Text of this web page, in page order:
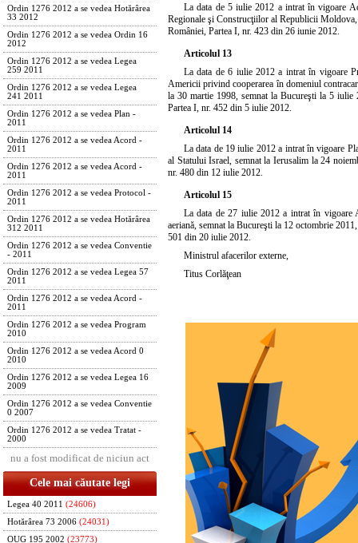
Ordin 1276 2012 a se vedea Hotărârea
33 2012
Ordin 1276 2012 a se vedea Ordin 16
2012
Ordin 1276 2012 a se vedea Legea
259 2011
Ordin 1276 2012 a se vedea Legea
241 2011
Ordin 1276 2012 a se vedea Plan -
2011
Ordin 1276 2012 a se vedea Acord -
2011
Ordin 1276 2012 a se vedea Acord -
2011
Ordin 1276 2012 a se vedea Protocol -
2011
Ordin 1276 2012 a se vedea Hotărârea
312 2011
Ordin 1276 2012 a se vedea Conventie
- 2011
Ordin 1276 2012 a se vedea Legea 57
2011
Ordin 1276 2012 a se vedea Acord -
2011
Ordin 1276 2012 a se vedea Program
2010
Ordin 1276 2012 a se vedea Acord 0
2010
Ordin 1276 2012 a se vedea Legea 16
2009
Ordin 1276 2012 a se vedea Conventie
0 2007
Ordin 1276 2012 a se vedea Tratat -
2000
nu a fost modificat de niciun act
Cele mai căutate legi
Legea 40 2011 (24606)
Hotărârea 73 2006 (24031)
OUG 195 2002 (23773)
La data de 5 iulie 2012 a intrat în vigoare
Regionale şi Construcţiilor al Republicii
României, Partea I, nr. 423 din 26 iunie 2012.
Articolul 13
La data de 6 iulie 2012 a intrat în vigoare
Americii privind cooperarea în domeniul
la 30 martie 1998, semnat la Bucureşti la 5
Partea I, nr. 452 din 5 iulie 2012.
Articolul 14
La data de 19 iulie 2012 a intrat în vigoare
al Statului Israel, semnat la Ierusalim la 24
nr. 480 din 12 iulie 2012.
Articolul 15
La data de 27 iulie 2012 a intrat în vigoare
aeriană, semnat la Bucureşti la 12 octombrie
501 din 20 iulie 2012.
Ministrul afacerilor externe,
Titus Corlăţean